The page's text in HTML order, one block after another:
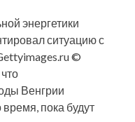
энергетики
ситуацию с
©
Венгрии
время, пока будут